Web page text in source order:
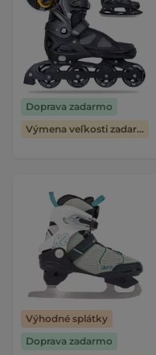
Doprava zadarmo
Výmena veľkosti zadarmo
Výhodné splátky
Doprava zadarmo